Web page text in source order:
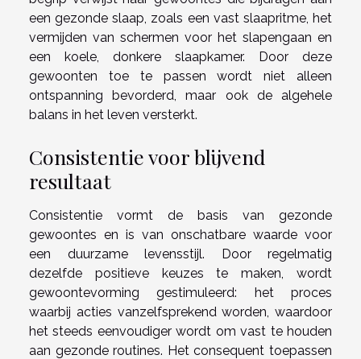
een gezonde slaap, zoals een vast slaapritme, het
vermijden van schermen voor het slapengaan en
een koele, donkere slaapkamer. Door deze
gewoonten toe te passen wordt niet alleen
ontspanning bevorderd, maar ook de algehele
balans in het leven versterkt.
Consistentie voor blijvend
resultaat
Consistentie vormt de basis van gezonde
gewoontes en is van onschatbare waarde voor
een duurzame levensstijl. Door regelmatig
dezelfde positieve keuzes te maken, wordt
gewoontevorming gestimuleerd: het proces
waarbij acties vanzelfsprekend worden, waardoor
het steeds eenvoudiger wordt om vast te houden
aan gezonde routines. Het consequent toepassen